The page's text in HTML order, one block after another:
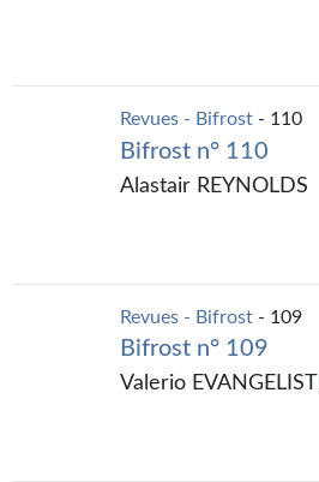
Revues - Bifrost - 110
Bifrost n° 110
Alastair REYNOLDS
Revues - Bifrost - 109
Bifrost n° 109
Valerio EVANGELISTI